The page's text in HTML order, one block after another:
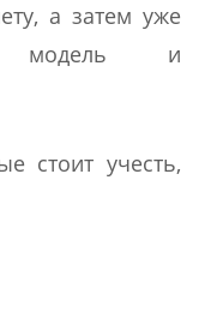
а затем уже
модель и
стоит учесть,